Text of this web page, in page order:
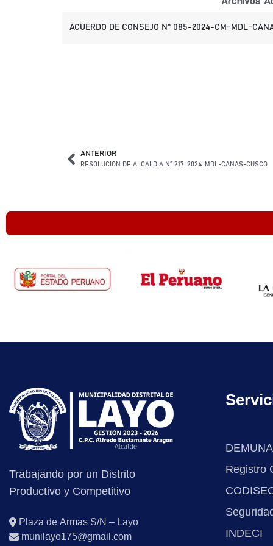
ACUERDO DE CONSEJO N° 085-2024-CM-MDL-
ANTERIOR
RESOLUCION DE ALCALDIA N° 217-2024-MDL-CANAS-CUSCO
Trabajando por un Distrito
Productivo y Competitivo
Plaza de Armas S/N – Layo
munilayo175@gmail.com
DEMUNA
Registro
INDECI